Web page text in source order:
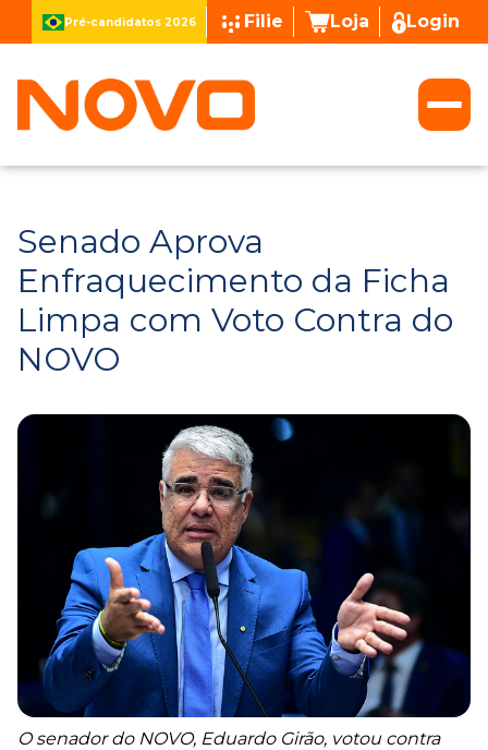
Pré-candidatos 2026 Filie Loja Login
Senado Aprova
Enfraquecimento da Ficha
Limpa com Voto Contra do
NOVO
O senador do NOVO, Eduardo Girão, votou contra